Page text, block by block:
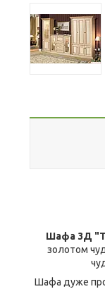
Шафа 3Д
золотом
Шафа дуже